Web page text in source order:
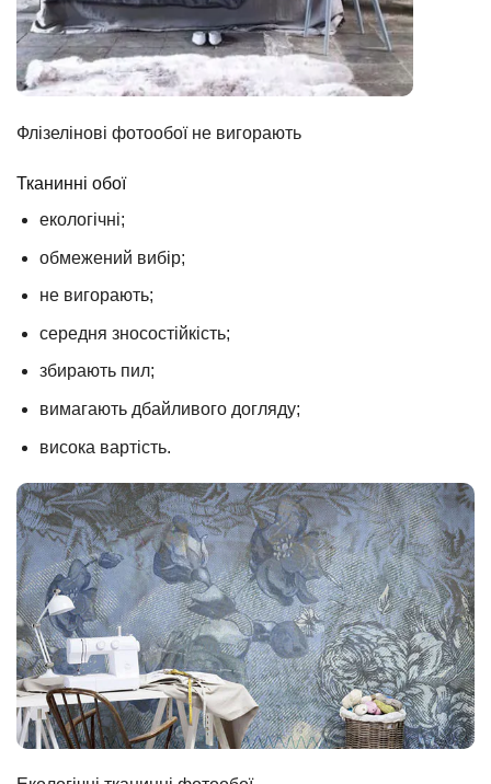
Флізелінові фотообої не вигорають
Тканинні обої
екологічні;
обмежений вибір;
не вигорають;
середня зносостійкість;
збирають пил;
вимагають дбайливого догляду;
висока вартість.